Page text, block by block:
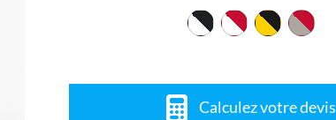
Calculez votre devis